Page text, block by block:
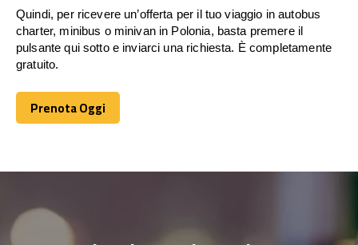
Quindi, per ricevere un’offerta per il tuo viaggio in autobus
charter, minibus o minivan in Polonia, basta premere il
pulsante qui sotto e inviarci una richiesta. È completamente
gratuito.
Prenota Oggi
Prenota Oggi